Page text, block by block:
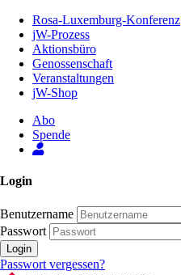
Inhalt
Seite
Rosa-Luxemburg-Konferenz
jW-Prozess
Aktionsbüro
Genossenschaft
Veranstaltungen
jW-Shop
Abo
Spende
Login
Benutzername
Passwort
Login
Passwort vergessen?